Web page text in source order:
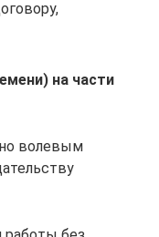
на части
волевым